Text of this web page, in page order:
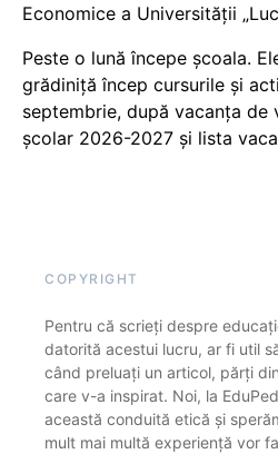
Economice a Universității
Peste o lună începe școala.
grădiniță încep cursurile și
septembrie, după vacanța de
școlar 2026-2027 și lista
COPYRIGHT
Pentru că scrieți despre
datorită acestui lucru, ar fi util
când preluați un articol, părți
care v-a inspirat. Noi, la
această conduită etică și
mult mai multă experiență vor